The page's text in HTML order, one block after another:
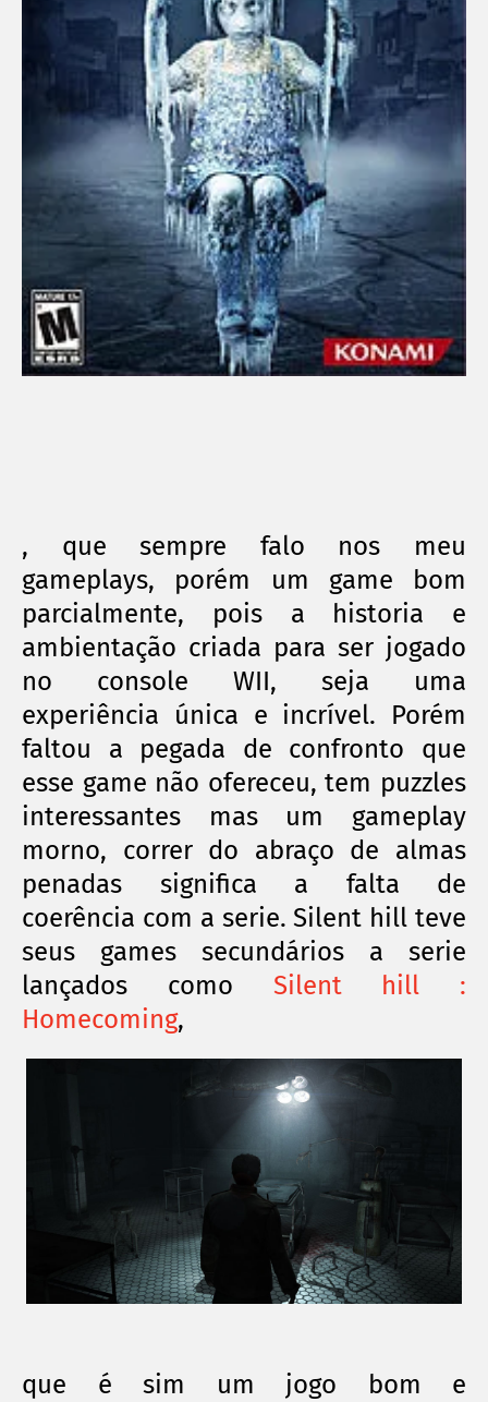
, que sempre falo nos meu
gameplays, porém um game bom
parcialmente, pois a historia e
ambientação criada para ser jogado
no console WII, seja uma
experiência
única e incrível. Porém
faltou a pegada de confronto que
esse game não ofereceu, tem puzzles
interessantes mas um gameplay
morno, correr do abraço de almas
penadas significa a falta de
coerência com a serie. Silent hill teve
seus games secundários a serie
lançados como Silent hill :
Homecoming,
que é sim um jogo bom e